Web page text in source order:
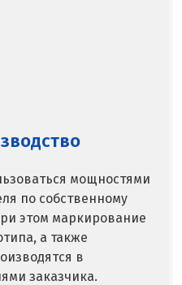
мощностями
по собственному
этом маркирование
а также
в
заказчика.